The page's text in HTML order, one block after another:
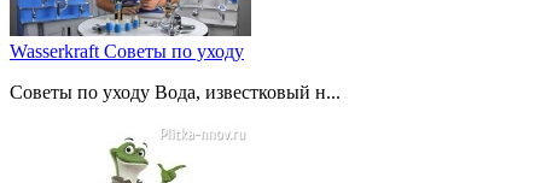
Wasserkraft Советы по уходу
Советы по уходу Вода, известковый н...